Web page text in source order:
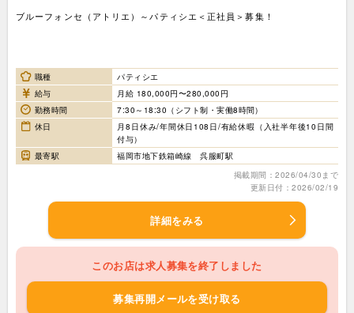
ブルーフォンセ（アトリエ）～パティシエ＜正社員＞募集！
職種
パティシエ
給与
月給 180,000円〜280,000円
勤務時間
7:30～18:30（シフト制・実働8時間）
休日
月8日休み/年間休日108日/有給休暇（入社半年後10日間
付与）
最寄駅
福岡市地下鉄箱崎線 呉服町駅
掲載期間：2026/04/30まで
更新日付：2026/02/19
詳細をみる
このお店は求人募集を終了しました
募集再開メールを受け取る